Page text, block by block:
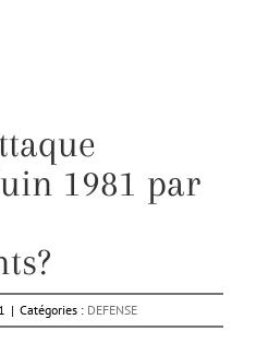
1981 par
| Catégories : DEFENSE